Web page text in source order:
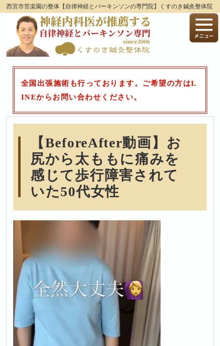
西宮市苦楽園の整体【自律神経とパーキンソンの専門院】くすのき鍼灸整体院
全国出張施術も行っております。ご希望の方はL
INEからお問い合わせください。
【BeforeAfter動画】お
尻から太ももに痛みを
感じて歩行障害されて
いた50代女性